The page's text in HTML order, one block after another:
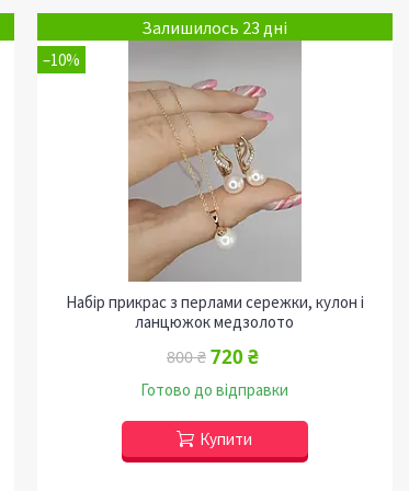
Залишилось 23 дні
–10%
Набір прикрас з перлами сережки, кулон і
ланцюжок медзолото
800 ₴ 720 ₴
Готово до відправки
Купити